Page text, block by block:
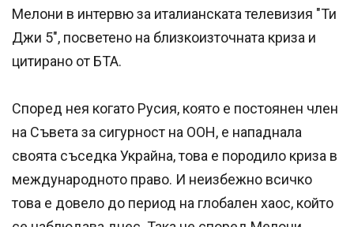
Мелони в интервю за италианската телевизия "Ти
Джи 5", посветено на близкоизточната криза и
цитирано от БТА.
Според нея когато Русия, която е постоянен член
на Съвета за сигурност на ООН, е нападнала
своята съседка Украйна, това е породило криза в
международното право. И неизбежно всичко
това е довело до период на глобален хаос, който